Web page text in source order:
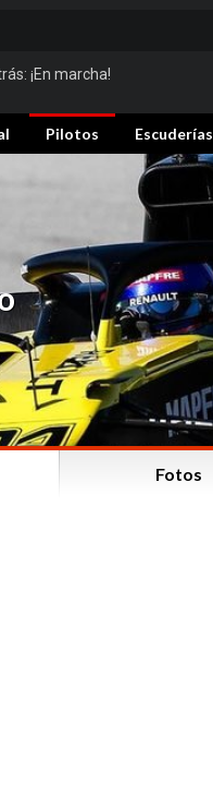
¡En marcha!
Pilotos Escuderías
Fotos